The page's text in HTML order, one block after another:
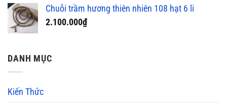
Chuỗi trầm hương thiên nhiên 108 hạt 6 li
2.100.000₫
DANH MỤC
Kiến Thức